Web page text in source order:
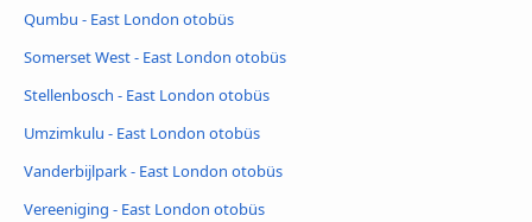
Qumbu - East London otobüs
Somerset West - East London otobüs
Stellenbosch - East London otobüs
Umzimkulu - East London otobüs
Vanderbijlpark - East London otobüs
Vereeniging - East London otobüs